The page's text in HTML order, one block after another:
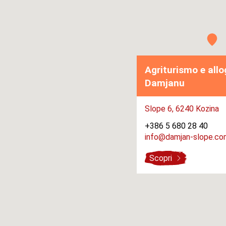
Agriturismo e
Damjanu
Slope 6, 6240 Kozina
+386 5 680 28 40
info@damjan-
Scopri